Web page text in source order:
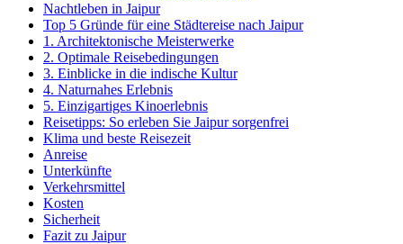
Nachtleben in Jaipur
Top 5 Gründe für eine Städtereise nach Jaipur
1. Architektonische Meisterwerke
2. Optimale Reisebedingungen
3. Einblicke in die indische Kultur
4. Naturnahes Erlebnis
5. Einzigartiges Kinoerlebnis
Reisetipps: So erleben Sie Jaipur sorgenfrei
Klima und beste Reisezeit
Anreise
Unterkünfte
Verkehrsmittel
Kosten
Sicherheit
Fazit zu Jaipur